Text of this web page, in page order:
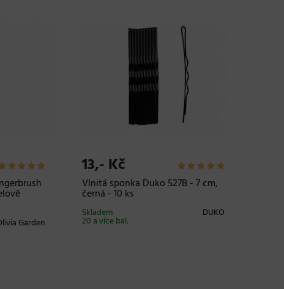
Garden
13,- Kč
Vlnitá sponka Duko 527B - 7 cm,
černá - 10 ks
DUKO
Skladem
20 a více bal.